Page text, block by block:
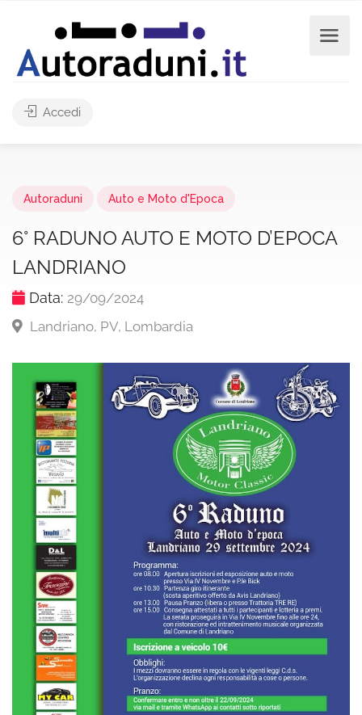
Accedi
Autoraduni Auto e Moto d'Epoca
6° RADUNO AUTO E MOTO D’EPOCA
LANDRIANO
Data: 29/09/2024
Landriano, PV, Lombardia